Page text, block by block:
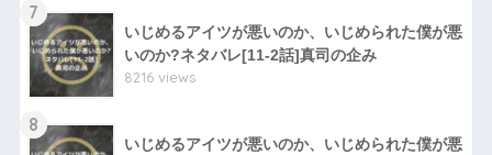
7
いじめるアイツが悪いのか、いじめられた僕が悪
いのか?ネタバレ[11-2話]真司の企み
8216 views
8
いじめるアイツが悪いのか、いじめられた僕が悪